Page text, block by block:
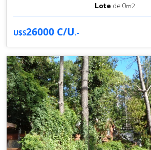
Lote de 0m2
U$S26000 C/U.-